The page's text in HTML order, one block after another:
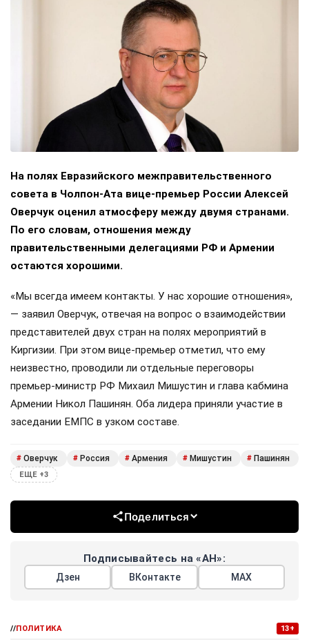
На полях Евразийского межправительственного
совета в Чолпон-Ата вице-премьер России Алексей
Оверчук оценил атмосферу между двумя странами.
По его словам, отношения между
правительственными делегациями РФ и Армении
остаются хорошими.
«Мы всегда имеем контакты. У нас хорошие отношения»,
— заявил Оверчук, отвечая на вопрос о взаимодействии
представителей двух стран на полях мероприятий в
Киргизии. При этом вице-премьер отметил, что ему
неизвестно, проводили ли отдельные переговоры
премьер-министр РФ Михаил Мишустин и глава кабмина
Армении Никол Пашинян. Оба лидера приняли участие в
заседании ЕМПС в узком составе.
# Оверчук # Россия # Армения # Мишустин # Пашинян
ЕЩЕ +3
Поделиться
Подписывайтесь на «АН»:
Дзен ВКонтакте МАХ
//ПОЛИТИКА 13+